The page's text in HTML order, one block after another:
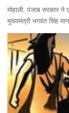
मोहाली. पंजाब सरकार
मुख्यमंत्री भगवंत सिंह